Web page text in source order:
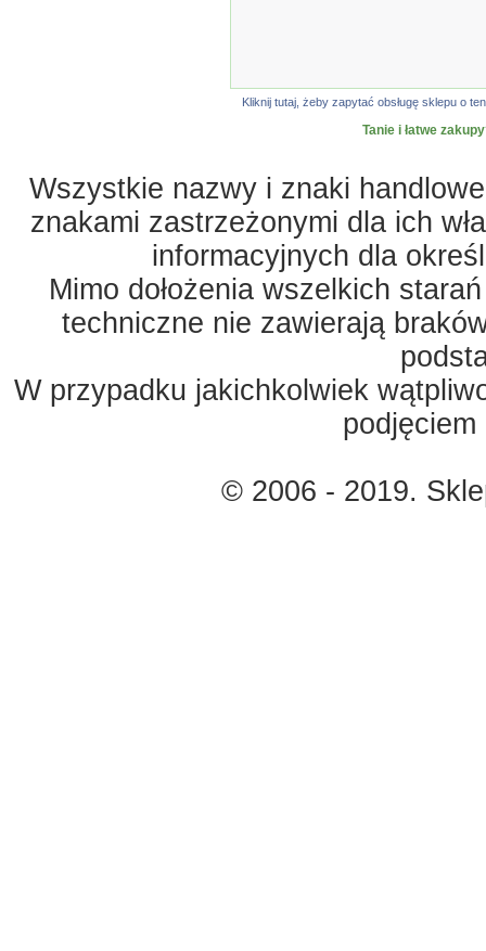
Kliknij tutaj, żeby zapytać obsługę sklepu o
Tanie i łatwe
Wszystkie nazwy i znaki
znakami zastrzeżonymi dla ich
informacyjnych dla
Mimo dołożenia wszelkich
techniczne nie zawierają
W przypadku jakichkolwiek
© 2006 - 2019.